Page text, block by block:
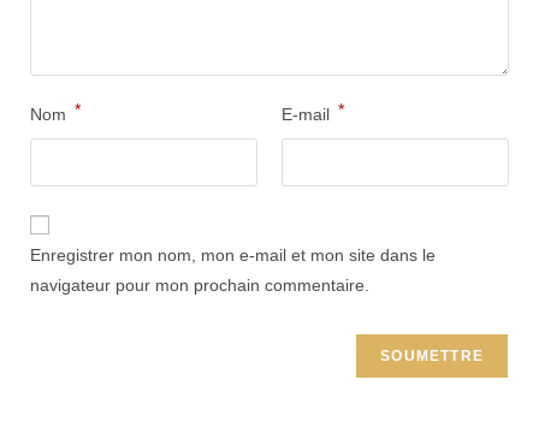
Nom * E-mail *
Enregistrer mon nom, mon e-mail et mon site dans le
navigateur pour mon prochain commentaire.